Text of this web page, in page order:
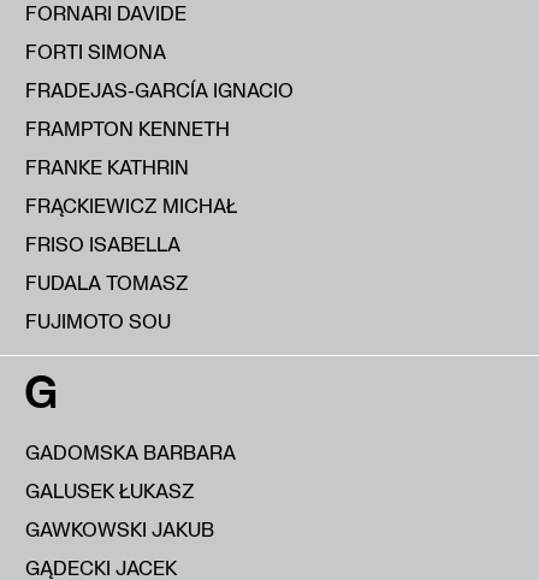
FORNARI DAVIDE
FORTI SIMONA
FRADEJAS-GARCÍA IGNACIO
FRAMPTON KENNETH
FRANKE KATHRIN
FRĄCKIEWICZ MICHAŁ
FRISO ISABELLA
FUDALA TOMASZ
FUJIMOTO SOU
G
GADOMSKA BARBARA
GALUSEK ŁUKASZ
GAWKOWSKI JAKUB
GĄDECKI JACEK